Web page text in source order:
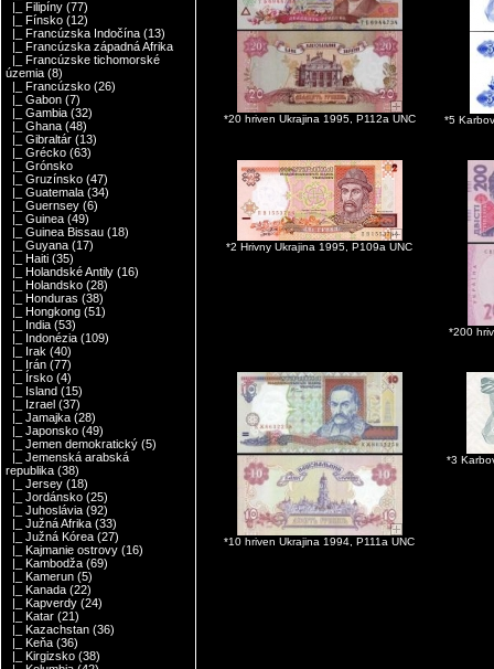
|_ Filipíny (77)
|_ Fínsko (12)
|_ Francúzska Indočína (13)
|_ Francúzska západná Afrika
|_ Francúzske tichomorské
územia (8)
|_ Francúzsko (26)
|_ Gabon (7)
|_ Gambia (32)
|_ Ghana (48)
|_ Gibraltár (13)
|_ Grécko (63)
|_ Grónsko
|_ Gruzínsko (47)
|_ Guatemala (34)
|_ Guernsey (6)
|_ Guinea (49)
|_ Guinea Bissau (18)
|_ Guyana (17)
|_ Haiti (35)
|_ Holandské Antily (16)
|_ Holandsko (28)
|_ Honduras (38)
|_ Hongkong (51)
|_ India (53)
|_ Indonézia (109)
|_ Irak (40)
|_ Irán (77)
|_ Írsko (4)
|_ Island (15)
|_ Izrael (37)
|_ Jamajka (28)
|_ Japonsko (49)
|_ Jemen demokratický (5)
|_ Jemenská arabská
republika (38)
|_ Jersey (18)
|_ Jordánsko (25)
|_ Juhoslávia (92)
|_ Južná Afrika (33)
|_ Južná Kórea (27)
|_ Kajmanie ostrovy (16)
|_ Kambodža (69)
|_ Kamerun (5)
|_ Kanada (22)
|_ Kapverdy (24)
|_ Katar (21)
|_ Kazachstan (36)
|_ Keňa (36)
|_ Kirgizsko (38)
*20 hriven Ukrajina 1995, P112a UNC *5
*2 Hrivny Ukrajina 1995, P109a UNC
*200
*10 hriven Ukrajina 1994, P111a UNC
*3